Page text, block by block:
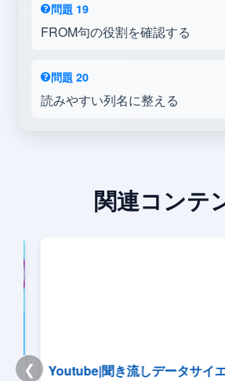
問題 19
FROM句の役割を確認する
問題 20
読みやすい列名に整える
関連コンテ
❮ Youtube|聞き流しデータサイ